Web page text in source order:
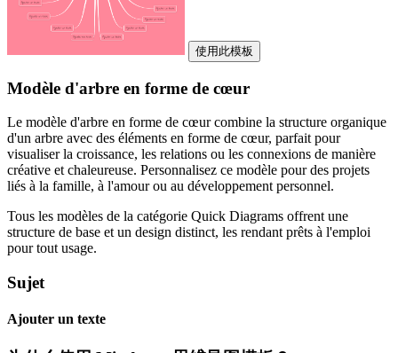
使用此模板
Modèle d'arbre en forme de cœur
Le modèle d'arbre en forme de cœur combine la structure organique
d'un arbre avec des éléments en forme de cœur, parfait pour
visualiser la croissance, les relations ou les connexions de manière
créative et chaleureuse. Personnalisez ce modèle pour des projets
liés à la famille, à l'amour ou au développement personnel.
Tous les modèles de la catégorie Quick Diagrams offrent une
structure de base et un design distinct, les rendant prêts à l'emploi
pour tout usage.
Sujet
Ajouter un texte